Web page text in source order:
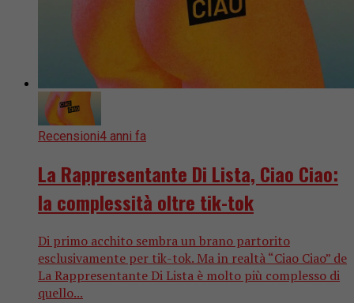
Recensioni4 anni fa
La Rappresentante Di Lista, Ciao Ciao:
la complessità oltre tik-tok
Di primo acchito sembra un brano partorito
esclusivamente per tik-tok. Ma in realtà “Ciao Ciao” de
La Rappresentante Di Lista è molto più complesso di
quello...